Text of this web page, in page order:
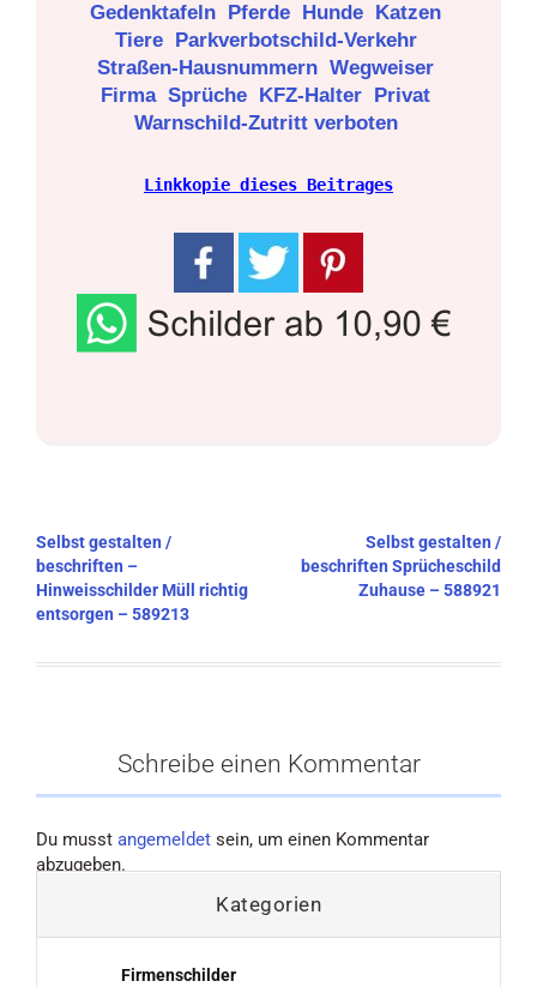
Gedenktafeln
Pferde Hunde
Katzen
Tiere
Parkverbotschild-Verkehr
Straßen-Hausnummern Wegweiser
Firma Sprüche KFZ-Halter
Privat
Warnschild-Zutritt verboten
Linkkopie dieses Beitrages
Beitragsnavigation
Selbst gestalten /
beschriften –
Hinweisschilder Müll richtig
entsorgen – 589213
Selbst gestalten /
beschriften Sprücheschild
Zuhause – 588921
Schreibe einen Kommentar
Du musst angemeldet sein, um einen Kommentar
abzugeben.
Kategorien
Firmenschilder